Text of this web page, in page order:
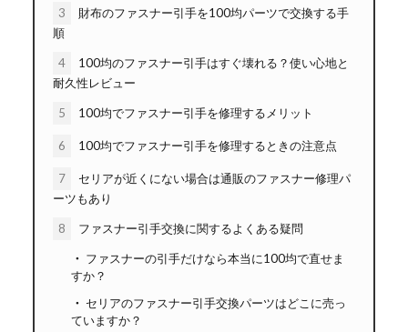
3
財布のファスナー引手を100均パーツで交換する手
順
4
100均のファスナー引手はすぐ壊れる？使い心地と
耐久性レビュー
5 100均でファスナー引手を修理するメリット
6 100均でファスナー引手を修理するときの注意点
7
セリアが近くにない場合は通販のファスナー修理パ
ーツもあり
8 ファスナー引手交換に関するよくある疑問
ファスナーの引手だけなら本当に100均で直せま
すか？
セリアのファスナー引手交換パーツはどこに売っ
ていますか？